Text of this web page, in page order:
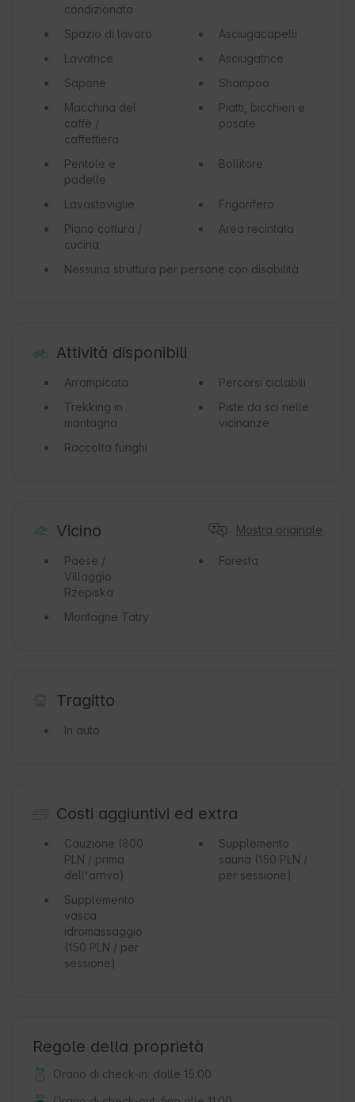
condizionata
Spazio di lavoro
Asciugacapelli
Lavatrice
Asciugatrice
Sapone
Shampoo
Macchina del
caffè /
caffettiera
Piatti, bicchieri e
posate
Pentole e
padelle
Bollitore
Lavastoviglie
Frigorifero
Piano cottura /
cucina
Area recintata
Nessuna struttura per persone con disabilità
Attività disponibili
Arrampicata
Percorsi ciclabili
Trekking in
montagna
Piste da sci nelle
vicinanze
Raccolta funghi
Vicino Mostra originale
Paese /
Villaggio
Rzepiska
Foresta
Montagne Tatry
Tragitto
In auto
Costi aggiuntivi ed extra
Cauzione (800
PLN / prima
dell'arrivo)
Supplemento
sauna (150 PLN /
per sessione)
Supplemento
vasca
idromassaggio
(150 PLN / per
sessione)
Regole della proprietà
Orario di check-in: dalle 15:00